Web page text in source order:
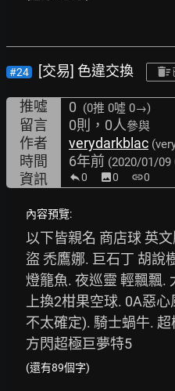
#24 [交易] 色違交換
推噓 0 (0推 0噓 0→)
留言 0則，0人參與
作者 verydarkblac
時間 6年前 (2020/01/09
資訊 0 image0 link0
內容預覽:
以下皆親名 商店球 英
盜 禿鷹娜. 巨石丁 胡說
燈籠魚. 夜巡靈 輕飄飄.
上換2柑果空球. 0A惡
不太確定). 騎士蝸牛.
方閃超極巨夢特5
(還有89個字)